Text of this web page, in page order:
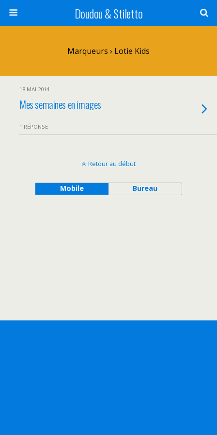
Doudou & Stiletto
Marqueurs › Lotie Kids
18 MAI 2014
Mes semaines en images
1 RÉPONSE
Retour au début
Mobile Bureau